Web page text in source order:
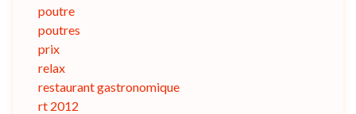
poutre
poutres
prix
relax
restaurant gastronomique
rt 2012